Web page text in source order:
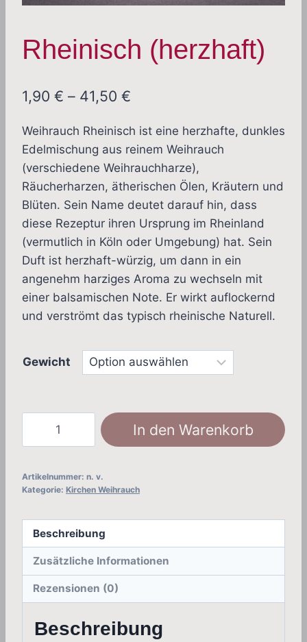
Rheinisch (herzhaft)
1,90 € – 41,50 €
bis
41,50 €
Weihrauch Rheinisch ist eine herzhafte, dunkles
Edelmischung aus reinem Weihrauch
(verschiedene Weihrauchharze),
Räucherharzen, ätherischen Ölen, Kräutern und
Blüten. Sein Name deutet darauf hin, dass
diese Rezeptur ihren Ursprung im Rheinland
(vermutlich in Köln oder Umgebung) hat. Sein
Duft ist herzhaft-würzig, um dann in ein
angenehm harziges Aroma zu wechseln mit
einer balsamischen Note. Er wirkt auflockernd
und verströmt das typisch rheinische Naturell.
Gewicht
In den Warenkorb
Artikelnummer: n. v.
Kategorie: Kirchen Weihrauch
Beschreibung
Zusätzliche Informationen
Rezensionen (0)
Beschreibung